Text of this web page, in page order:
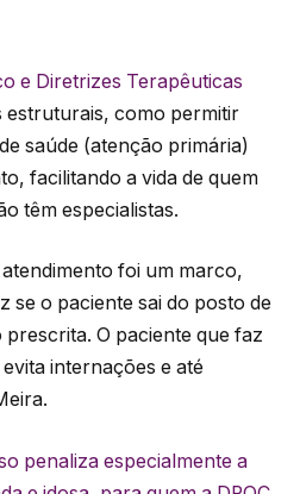
e Diretrizes Terapêuticas
estruturais, como permitir
saúde (atenção primária)
facilitando a vida de quem
têm especialistas.
foi um marco,
se o paciente sai do posto de
prescrita. O paciente que faz
internações e até
penaliza especialmente a